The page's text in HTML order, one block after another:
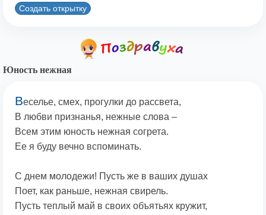
Создать открытку
Юность нежная
Веселье, смех, прогулки до рассвета,
В любви признанья, нежные слова –
Всем этим юность нежная согрета.
Ее я буду вечно вспоминать.
С днем молодежи! Пусть же в ваших душах
Поет, как раньше, нежная свирель.
Пусть теплый май в своих объятьях кружит,